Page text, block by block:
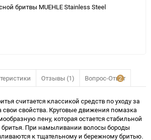
бритвы MUEHLE Stainless Steel
Отзывы (1) 2
Вопрос-Ответ
считается классикой средств по уходу за
свои свойства. Круговые движения помазка
пену, которая остается стабильной
бритья. При намыливании волосы бороды
к тщательному и бережному бритью.